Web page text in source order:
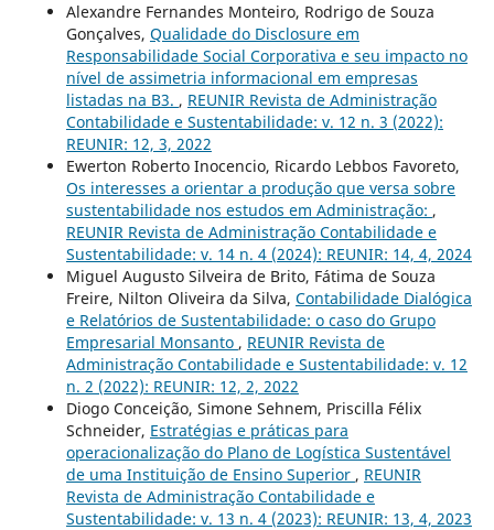
Alexandre Fernandes Monteiro, Rodrigo de Souza
Gonçalves, Qualidade do Disclosure em
Responsabilidade Social Corporativa e seu impacto no
nível de assimetria informacional em empresas
listadas na B3. , REUNIR Revista de Administração
Contabilidade e Sustentabilidade: v. 12 n. 3 (2022):
REUNIR: 12, 3, 2022
Ewerton Roberto Inocencio, Ricardo Lebbos Favoreto,
Os interesses a orientar a produção que versa sobre
sustentabilidade nos estudos em Administração: ,
REUNIR Revista de Administração Contabilidade e
Sustentabilidade: v. 14 n. 4 (2024): REUNIR: 14, 4, 2024
Miguel Augusto Silveira de Brito, Fátima de Souza
Freire, Nilton Oliveira da Silva, Contabilidade Dialógica
e Relatórios de Sustentabilidade: o caso do Grupo
Empresarial Monsanto , REUNIR Revista de
Administração Contabilidade e Sustentabilidade: v. 12
n. 2 (2022): REUNIR: 12, 2, 2022
Diogo Conceição, Simone Sehnem, Priscilla Félix
Schneider, Estratégias e práticas para
operacionalização do Plano de Logística Sustentável
de uma Instituição de Ensino Superior , REUNIR
Revista de Administração Contabilidade e
Sustentabilidade: v. 13 n. 4 (2023): REUNIR: 13, 4, 2023